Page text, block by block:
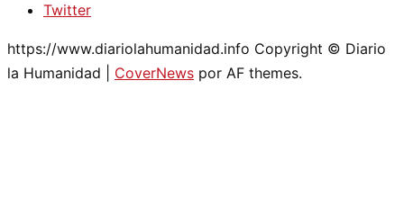
Twitter
https://www.diariolahumanidad.info Copyright © Diario
la Humanidad
CoverNews por AF themes.